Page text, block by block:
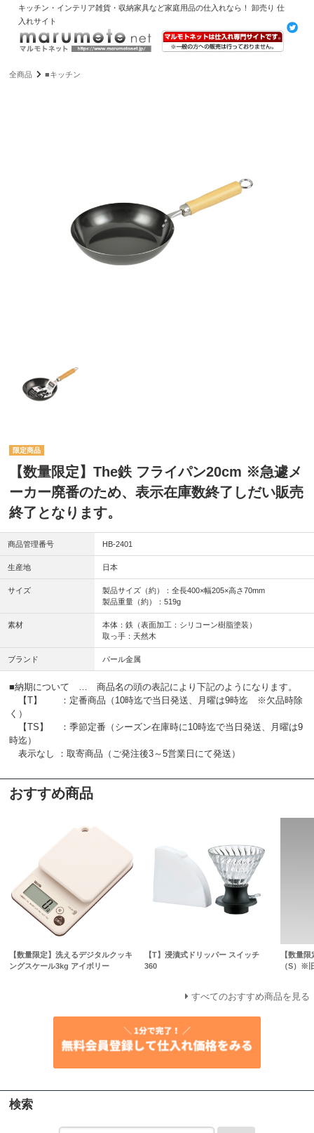
キッチン・インテリア雑貨・収納家具など家庭用品の仕入れなら！ 卸売り 仕
入れサイト
全商品 ■キッチン
【数量限定】The鉄 フライパン20cm ※急遽メ
ーカー廃番のため、表示在庫数終了しだい販売
終了となります。
商品管理番号 HB-2401
生産地 日本
サイズ
製品サイズ（約）：全長400×幅205×高さ70mm
製品重量（約）：519g
素材
本体：鉄（表面加工：シリコーン樹脂塗装）
取っ手：天然木
ブランド パール金属
■納期について … 商品名の頭の表記により下記のようになります。
【T】 ：定番商品（10時迄で当日発送、月曜は9時迄 ※欠品時除
く）
【TS】 ：季節定番（シーズン在庫時に10時迄で当日発送、月曜は9
時迄）
表示なし ：取寄商品（ご発注後3～5営業日にて発送）
おすすめ商品
【数量限定】洗えるデジタルクッキ
ングスケール3kg アイボリー
【T】浸漬式ドリッパー スイッチ
360
【数量
（S）※
すべてのおすすめ商品を見る
検索